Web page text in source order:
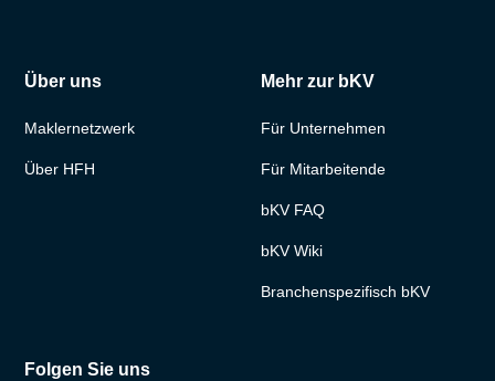
Über uns
Maklernetzwerk
Über HFH
Mehr zur bKV
Für Unternehmen
Für Mitarbeitende
bKV FAQ
bKV Wiki
Branchenspezifisch bKV
Folgen Sie uns